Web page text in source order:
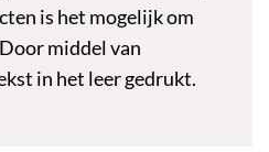
is het mogelijk om
middel van
in het leer gedrukt.